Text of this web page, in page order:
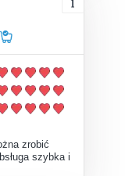
zrobić
szybka i